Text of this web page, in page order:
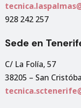
928 242 257
Sede en
C/ La Folía, 57
38205 – San